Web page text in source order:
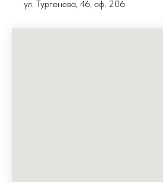
ул. Тургенева, 46, оф. 206